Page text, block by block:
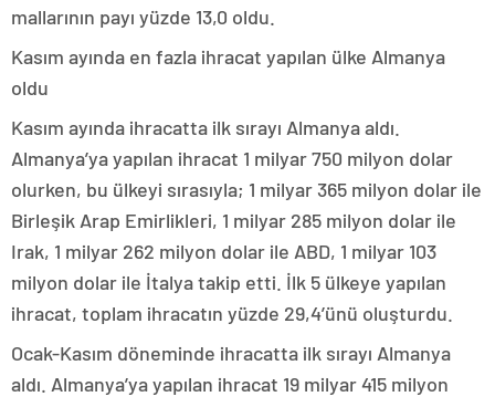
mallarının payı yüzde 13,0 oldu.
Kasım ayında en fazla ihracat yapılan ülke Almanya
oldu
Kasım ayında ihracatta ilk sırayı Almanya aldı.
Almanya’ya yapılan ihracat 1 milyar 750 milyon dolar
olurken, bu ülkeyi sırasıyla; 1 milyar 365 milyon dolar ile
Birleşik Arap Emirlikleri, 1 milyar 285 milyon dolar ile
Irak, 1 milyar 262 milyon dolar ile ABD, 1 milyar 103
milyon dolar ile İtalya takip etti. İlk 5 ülkeye yapılan
ihracat, toplam ihracatın yüzde 29,4’ünü oluşturdu.
Ocak-Kasım döneminde ihracatta ilk sırayı Almanya
aldı. Almanya’ya yapılan ihracat 19 milyar 415 milyon